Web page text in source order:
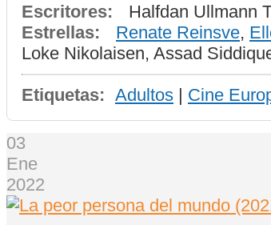
Escritores:
Halfdan Ullmann
Estrellas:
Renate Reinsve,
Loke Nikolaisen, Assad
Etiquetas: Adultos | Cine
03
Ene
2022